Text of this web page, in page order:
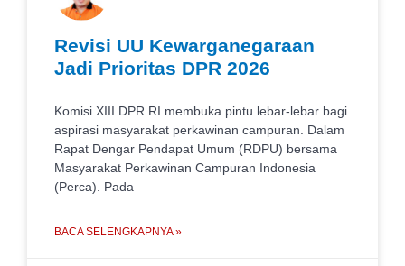
Revisi UU Kewarganegaraan
Jadi Prioritas DPR 2026
Komisi XIII DPR RI membuka pintu lebar-lebar bagi
aspirasi masyarakat perkawinan campuran. Dalam
Rapat Dengar Pendapat Umum (RDPU) bersama
Masyarakat Perkawinan Campuran Indonesia
(Perca). Pada
BACA SELENGKAPNYA »